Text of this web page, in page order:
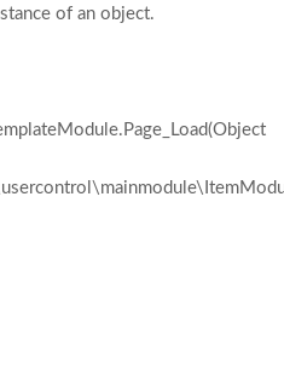
of an object.